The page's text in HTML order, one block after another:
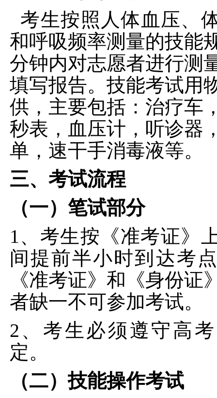
考生按照人体血压、
和呼吸频率测量的技能
分钟内对志愿者进行测
填写报告。技能考试用
供，主要包括：治疗车
秒表，血压计，听诊器
单，速干手消毒液等。
三、考试流程
（一）笔试部分
1、考生按《准考证》
间提前半小时到达考
《准考证》和《身份证
者缺一不可参加考试。
2、考生必须遵守高
定。
（二）技能操作考试